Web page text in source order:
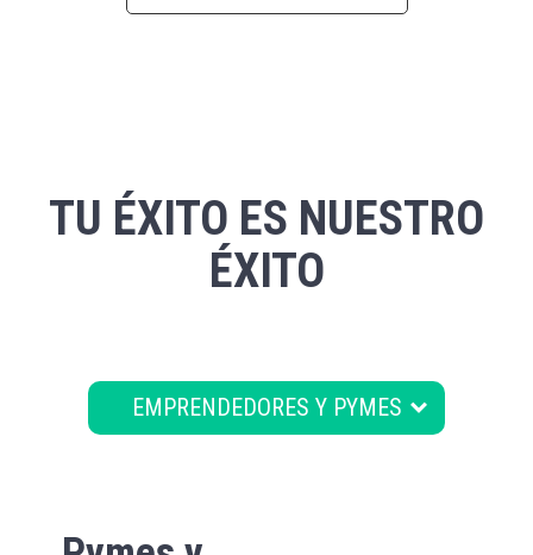
TU ÉXITO ES NUESTRO
ÉXITO
expand_more
EMPRENDEDORES Y PYMES